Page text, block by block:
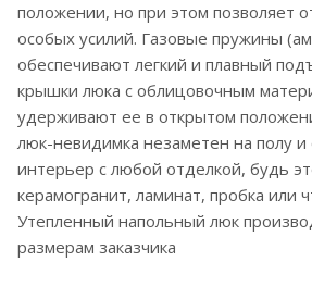
положении, но при этом позволяет
особых усилий. Газовые пружины
обеспечивают легкий и плавный
крышки люка с облицовочным
удерживают ее в открытом
люк-невидимка незаметен на полу и
интерьер с любой отделкой, будь
керамогранит, ламинат, пробка или
Утепленный напольный люк
размерам заказчика